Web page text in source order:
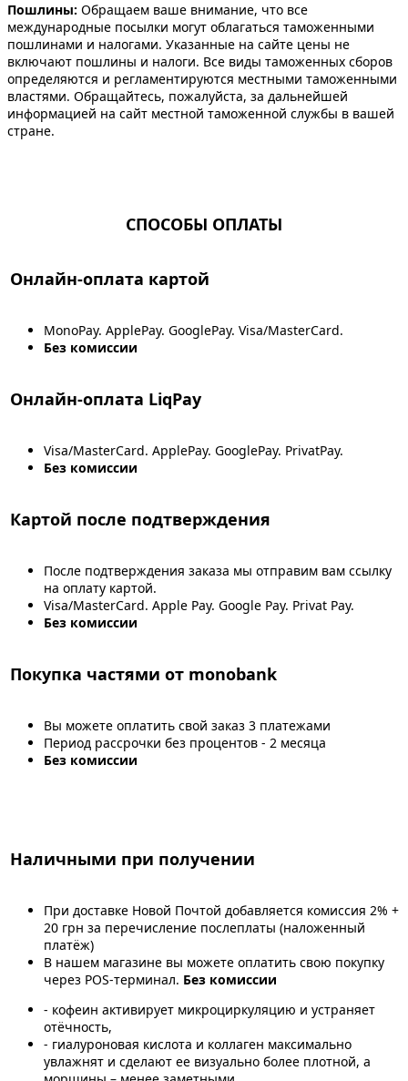
Пошлины: Обращаем ваше внимание, что все
международные посылки могут облагаться таможенными
пошлинами и налогами. Указанные на сайте цены не
включают пошлины и налоги. Все виды таможенных сборов
определяются и регламентируются местными таможенными
властями. Обращайтесь, пожалуйста, за дальнейшей
информацией на сайт местной таможенной службы в вашей
стране.
СПОСОБЫ ОПЛАТЫ
Онлайн-оплата картой
MonoPay. ApplePay. GooglePay. Visa/MasterCard.
Без комиссии
Онлайн-оплата LiqPay
Visa/MasterCard. ApplePay. GooglePay. PrivatPay.
Без комиссии
Картой после подтверждения
После подтверждения заказа мы отправим вам ссылку
на оплату картой.
Visa/MasterCard. Apple Pay. Google Pay. Privat Pay.
Без комиссии
Покупка частями от monobank
Вы можете оплатить свой заказ 3 платежами
Период рассрочки без процентов - 2 месяца
Без комиссии
Наличными при получении
При доставке Новой Почтой добавляется комиссия 2% +
20 грн за перечисление послеплаты (наложенный
платёж)
В нашем магазине вы можете оплатить свою покупку
через POS-терминал. Без комиссии
- кофеин активирует микроциркуляцию и устраняет
отёчность,
- гиалуроновая кислота и коллаген максимально
увлажнят и сделают ее визуально более плотной, а